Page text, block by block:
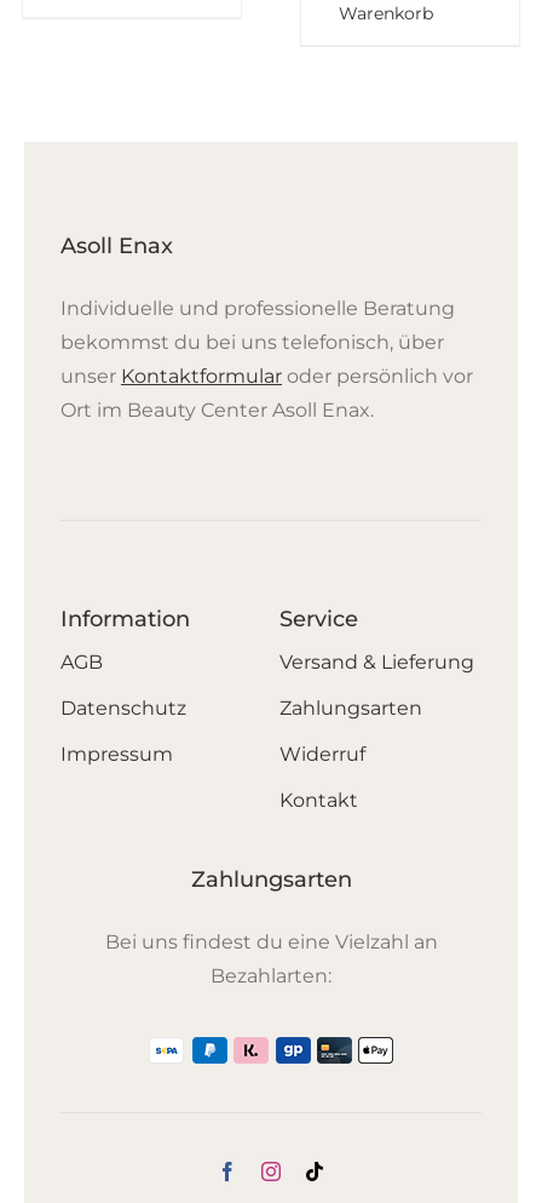
Warenkorb
Asoll Enax
Individuelle und professionelle Beratung
bekommst du bei uns telefonisch, über
unser Kontaktformularoder persönlich vor
Ort im Beauty Center Asoll Enax.
Information
AGB
Datenschutz
Impressum
Service
Versand & Lieferung
Zahlungsarten
Widerruf
Kontakt
Zahlungsarten
Bei uns findest du eine Vielzahl an
Bezahlarten: